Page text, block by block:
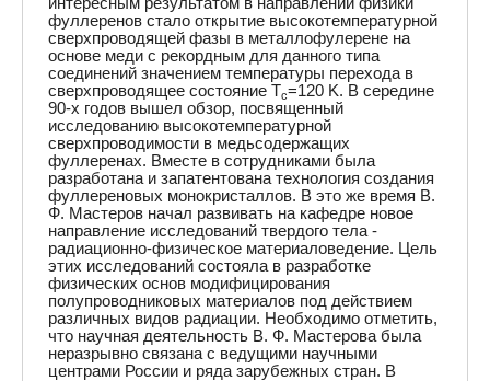
фуллеренов стало открытие высокотемпературной
сверхпроводящей фазы в металлофулерене на
основе меди с рекордным для данного типа
соединений значением температуры перехода в
сверхпроводящее состояние Tc=120 K. В середине
90-х годов вышел обзор, посвященный
исследованию высокотемпературной
сверхпроводимости в медьсодержащих
фуллеренах. Вместе в сотрудниками была
разработана и запатентована технология создания
фуллереновых монокристаллов. В это же время В.
Ф. Мастеров начал развивать на кафедре новое
направление исследований твердого тела -
радиационно-физическое материаловедение. Цель
этих исследований состояла в разработке
физических основ модифицирования
полупроводниковых материалов под действием
различных видов радиации. Необходимо отметить,
что научная деятельность В. Ф. Мастерова была
неразрывно связана с ведущими научными
центрами России и ряда зарубежных стран. В